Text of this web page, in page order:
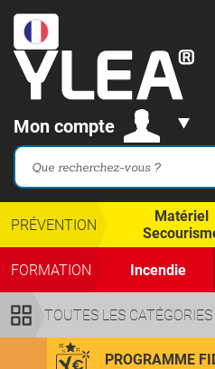
Mon compte
TOUTES LES CATÉGORIES
PRÉVENTION
Matériel
FORMATION Incendie
PROGRAMME